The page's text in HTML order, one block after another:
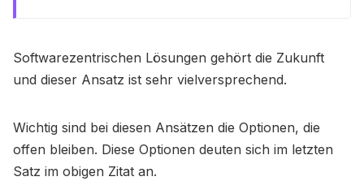
Softwarezentrischen Lösungen gehört die Zukunft
und dieser Ansatz ist sehr vielversprechend.
Wichtig sind bei diesen Ansätzen die Optionen, die
offen bleiben. Diese Optionen deuten sich im letzten
Satz im obigen Zitat an.